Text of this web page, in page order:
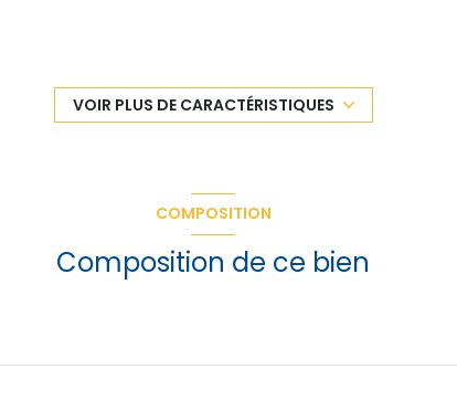
Chauffage collectif :
3ème étage
cave
interphone
VOIR PLUS DE CARACTÉRISTIQUES
COMPOSITION
Composition de ce bien